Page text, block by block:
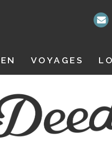
VOYAGES